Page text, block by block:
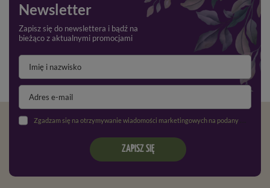
Newsletter
Zapisz się do newslettera i bądź na
bieżąco z aktualnymi promocjami
Zgadzam się na otrzymywanie wiadomości marketingowych na podany adres e-mail oraz przetwarzanie danych osobowych zgodnie z
ZAPISZ SIĘ